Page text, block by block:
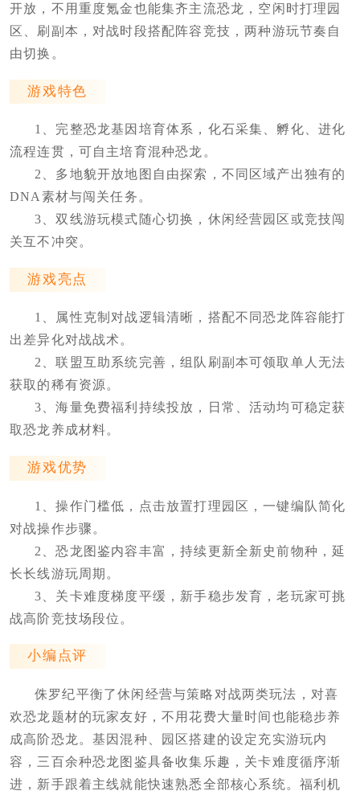
开放，不用重度氪金也能集齐主流恐龙，空闲时打理园
区、刷副本，对战时段搭配阵容竞技，两种游玩节奏自
由切换。
游戏特色
1、完整恐龙基因培育体系，化石采集、孵化、进化
流程连贯，可自主培育混种恐龙。
2、多地貌开放地图自由探索，不同区域产出独有的
DNA素材与闯关任务。
3、双线游玩模式随心切换，休闲经营园区或竞技闯
关互不冲突。
游戏亮点
1、属性克制对战逻辑清晰，搭配不同恐龙阵容能打
出差异化对战战术。
2、联盟互助系统完善，组队刷副本可领取单人无法
获取的稀有资源。
3、海量免费福利持续投放，日常、活动均可稳定获
取恐龙养成材料。
游戏优势
1、操作门槛低，点击放置打理园区，一键编队简化
对战操作步骤。
2、恐龙图鉴内容丰富，持续更新全新史前物种，延
长长线游玩周期。
3、关卡难度梯度平缓，新手稳步发育，老玩家可挑
战高阶竞技场段位。
小编点评
侏罗纪平衡了休闲经营与策略对战两类玩法，对喜
欢恐龙题材的玩家友好，不用花费大量时间也能稳步养
成高阶恐龙。基因混种、园区搭建的设定充实游玩内
容，三百余种恐龙图鉴具备收集乐趣，关卡难度循序渐
进，新手跟着主线就能快速熟悉全部核心系统。福利机